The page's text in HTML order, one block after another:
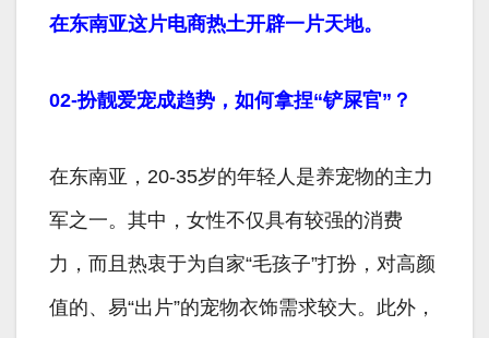
在东南亚这片电商热土开辟一片天地。
02-扮靓爱宠成趋势，如何拿捏“铲屎官”？
在东南亚，20-35岁的年轻人是养宠物的主力
军之一。其中，女性不仅具有较强的消费
力，而且热衷于为自家“毛孩子”打扮，对高颜
值的、易“出片”的宠物衣饰需求较大。此外，